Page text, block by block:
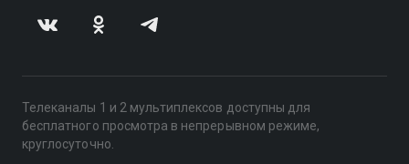
Телеканалы 1 и 2 мультиплексов доступны для
бесплатного просмотра в непрерывном режиме,
круглосуточно.